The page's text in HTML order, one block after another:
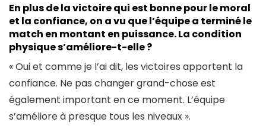
En plus de la victoire qui est bonne pour le moral
et la confiance, on a vu que l’équipe a terminé le
match en montant en puissance. La condition
physique s’améliore-t-elle ?
« Oui et comme je l’ai dit, les victoires apportent la
confiance. Ne pas changer grand-chose est
également important en ce moment. L’équipe
s’améliore à presque tous les niveaux ».